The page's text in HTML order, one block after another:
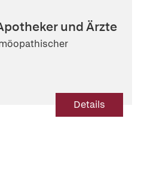
und Ärzte
Details